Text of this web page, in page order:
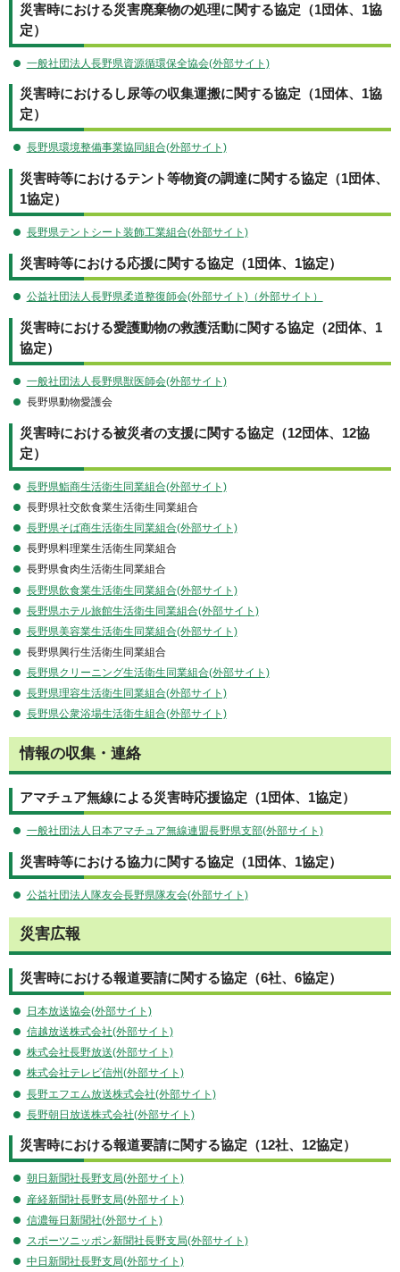
災害時における災害廃棄物の処理に関する協定（1団体、1協
定）
一般社団法人長野県資源循環保全協会(外部サイト)
災害時におけるし尿等の収集運搬に関する協定（1団体、1協
定）
長野県環境整備事業協同組合(外部サイト)
災害時等におけるテント等物資の調達に関する協定（1団体、
1協定）
長野県テントシート装飾工業組合(外部サイト)
災害時等における応援に関する協定（1団体、1協定）
公益社団法人長野県柔道整復師会(外部サイト)（外部サイト）
災害時における愛護動物の救護活動に関する協定（2団体、1
協定）
一般社団法人長野県獣医師会(外部サイト)
長野県動物愛護会
災害時における被災者の支援に関する協定（12団体、12協
定）
長野県鮨商生活衛生同業組合(外部サイト)
長野県社交飲食業生活衛生同業組合
長野県そば商生活衛生同業組合(外部サイト)
長野県料理業生活衛生同業組合
長野県食肉生活衛生同業組合
長野県飲食業生活衛生同業組合(外部サイト)
長野県ホテル旅館生活衛生同業組合(外部サイト)
長野県美容業生活衛生同業組合(外部サイト)
長野県興行生活衛生同業組合
長野県クリーニング生活衛生同業組合(外部サイト)
長野県理容生活衛生同業組合(外部サイト)
長野県公衆浴場生活衛生組合(外部サイト)
情報の収集・連絡
アマチュア無線による災害時応援協定（1団体、1協定）
一般社団法人日本アマチュア無線連盟長野県支部(外部サイト)
災害時等における協力に関する協定（1団体、1協定）
公益社団法人隊友会長野県隊友会(外部サイト)
災害広報
災害時における報道要請に関する協定（6社、6協定）
日本放送協会(外部サイト)
信越放送株式会社(外部サイト)
株式会社長野放送(外部サイト)
株式会社テレビ信州(外部サイト)
長野エフエム放送株式会社(外部サイト)
長野朝日放送株式会社(外部サイト)
災害時における報道要請に関する協定（12社、12協定）
朝日新聞社長野支局(外部サイト)
産経新聞社長野支局(外部サイト)
信濃毎日新聞社(外部サイト)
スポーツニッポン新聞社長野支局(外部サイト)
中日新聞社長野支局(外部サイト)